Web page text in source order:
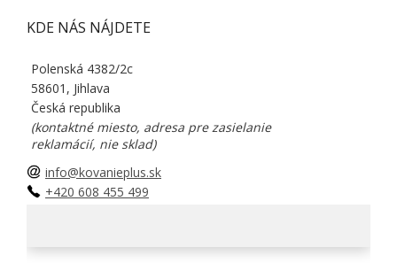
KDE NÁS NÁJDETE
Polenská 4382/2c
58601, Jihlava
Česká republika
(kontaktné miesto, adresa pre zasielanie
reklamácií, nie sklad)
info@kovanieplus.sk
+420 608 455 499